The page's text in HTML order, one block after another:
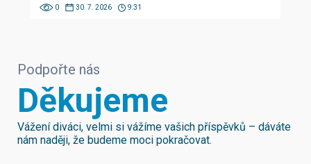
0 30. 7. 2026 9:31
Podpořte nás
Děkujeme
Vážení diváci, velmi si vážíme vašich příspěvků – dáváte
nám naději, že budeme moci pokračovat.